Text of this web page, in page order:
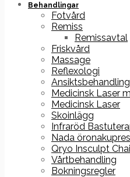
Behandlingar
Fotvård
Remiss
Remissavtal
Friskvård
Massage
Reflexologi
Medicinsk Laser
Medicinsk Laser
Skoinlägg
Infraröd
Nada
Qryo Insculpt
Vårtbehandling
Bokningsregler